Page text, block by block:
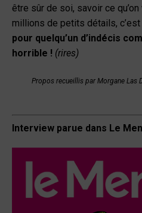
être sûr de soi, savoir ce
millions de petits détails, c’est
pour quelqu’un d’indécis
horrible ! (rires)
Propos recueillis par Morgane Las
Interview parue dans Le